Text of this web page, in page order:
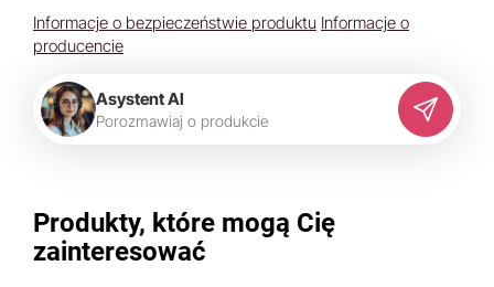
Informacje o bezpieczeństwie produktu Informacje o
producencie
Asystent AI
Porozmawiaj o produkcie
Produkty, które mogą Cię
zainteresować